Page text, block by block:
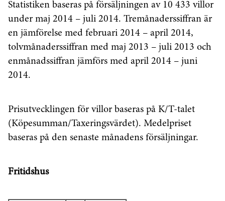
Statistiken baseras på försäljningen av 10 433 villor
under maj 2014 – juli 2014. Tremånaderssiffran är
en jämförelse med februari 2014 – april 2014,
tolvmånaderssiffran med maj 2013 – juli 2013 och
enmånadssiffran jämförs med april 2014 – juni
2014.
Prisutvecklingen för villor baseras på K/T-talet
(Köpesumman/Taxeringsvärdet). Medelpriset
baseras på den senaste månadens försäljningar.
Fritidshus